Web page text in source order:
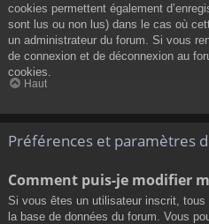
cookies permettent également
sont lus ou non lus) dans le cas où
un administrateur du forum. Si vous
de connexion et de déconnexion au
cookies.
Haut
Préférences et paramètres
Comment puis-je modifier
Si vous êtes un utilisateur inscrit,
la base de données du forum. Vous